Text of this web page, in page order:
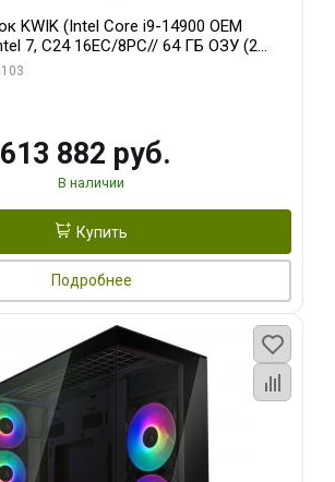
KWIK (Intel Core i9-14900 OEM
7, C24 16EC/8PC// 64 ГБ ОЗУ (2
24GB GDDR6X 384-Bit 3xDP
613 882 руб.
В наличии
Купить
Подробнее